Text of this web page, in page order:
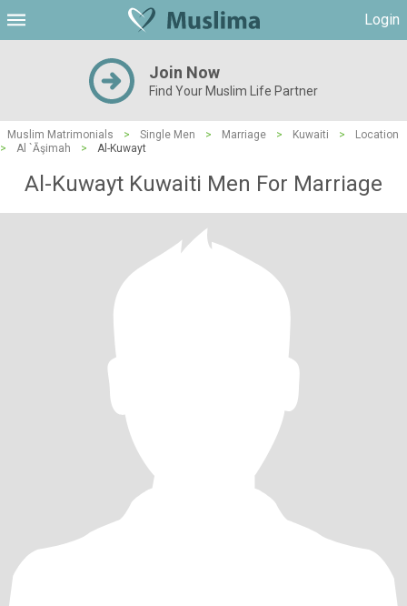
Login
Join Now
Find Your Muslim Life Partner
Muslim Matrimonials > Single Men > Marriage > Kuwaiti >
Location
>
Al `Āşimah > Al-Kuwayt
Al-Kuwayt Kuwaiti Men For Marriage